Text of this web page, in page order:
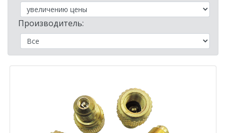
Производитель: